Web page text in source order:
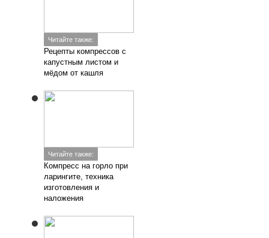
Читайте также:
Рецепты компрессов с
капустным листом и
мёдом от кашля
Читайте также:
Компресс на горло при
ларингите, техника
изготовления и
наложения